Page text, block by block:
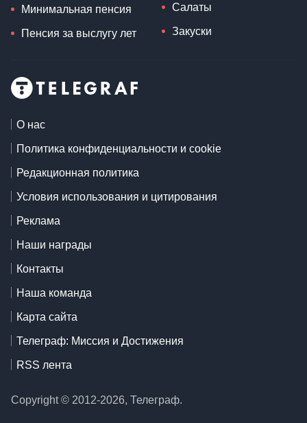
Минимальная пенсия
Пенсия за выслугу лет
Салаты
Закуски
О нас
Политика конфиденциальности и cookie
Редакционная политика
Условия использования и цитирования
Реклама
Наши награды
Контакты
Наша команда
Карта сайта
Телеграф: Миссия и Достижения
RSS лента
Copyright © 2012-2026, Телеграф.